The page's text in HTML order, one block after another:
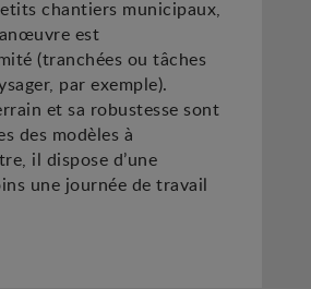
chantiers municipaux,
est
(tranchées ou tâches
par exemple).
et sa robustesse sont
des modèles à
il dispose d’une
une journée de travail